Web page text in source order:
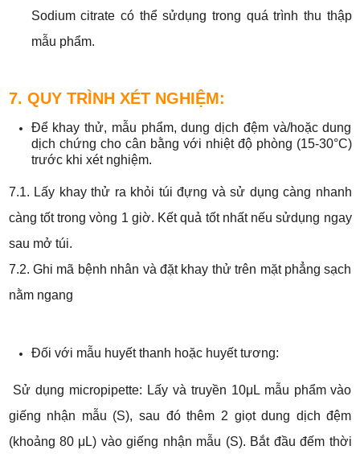
Sodium citrate có thể sửdụng trong quá trình thu thập
mẫu phẩm.
7. QUY TRÌNH XÉT NGHIỆM:
Để khay thử, mẫu phẩm, dung dịch đệm và/hoặc dung
dịch chứng cho cân bằng với nhiệt độ phòng (15-30°C)
trước khi xét nghiệm.
7.1. Lấy khay thử ra khỏi túi đựng và sử dụng càng nhanh
càng tốt trong vòng 1 giờ. Kết quả tốt nhất nếu sửdụng ngay
sau mở túi.
7.2. Ghi mã bệnh nhân và đặt khay thử trên mặt phẳng sạch
nằm ngang
Đối với mẫu huyết thanh hoặc huyết tương:
Sử dụng micropipette: Lấy và truyền 10μL mẫu phẩm vào
giếng nhận mẫu (S), sau đó thêm 2 giọt dung dịch đệm
(khoảng 80 μL) vào giếng nhận mẫu (S). Bắt đầu đếm thời